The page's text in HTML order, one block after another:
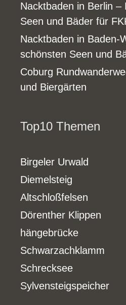
Nacktbaden in Berlin –
Seen und Bäder für
Nacktbaden in Baden-
schönsten Seen und
Coburg
und Biergärten
Top10 Themen
Birgeler Urwald
Diemelsteig
Altschloßfelsen
Dörenther Klippen
hängebrücke
Schwarzachklamm
Schrecksee
Sylvensteigspeicher